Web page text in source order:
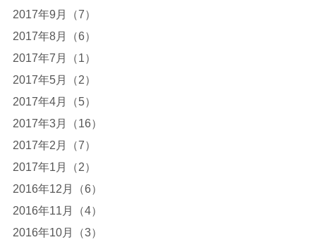
2017年9月（7）
2017年8月（6）
2017年7月（1）
2017年5月（2）
2017年4月（5）
2017年3月（16）
2017年2月（7）
2017年1月（2）
2016年12月（6）
2016年11月（4）
2016年10月（3）